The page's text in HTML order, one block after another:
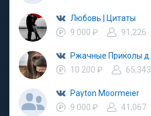
Любовь | Цитаты
9 000 ₽
91,226
10 200 ₽
65,343
Payton Moormeier
9 000 ₽
41,067